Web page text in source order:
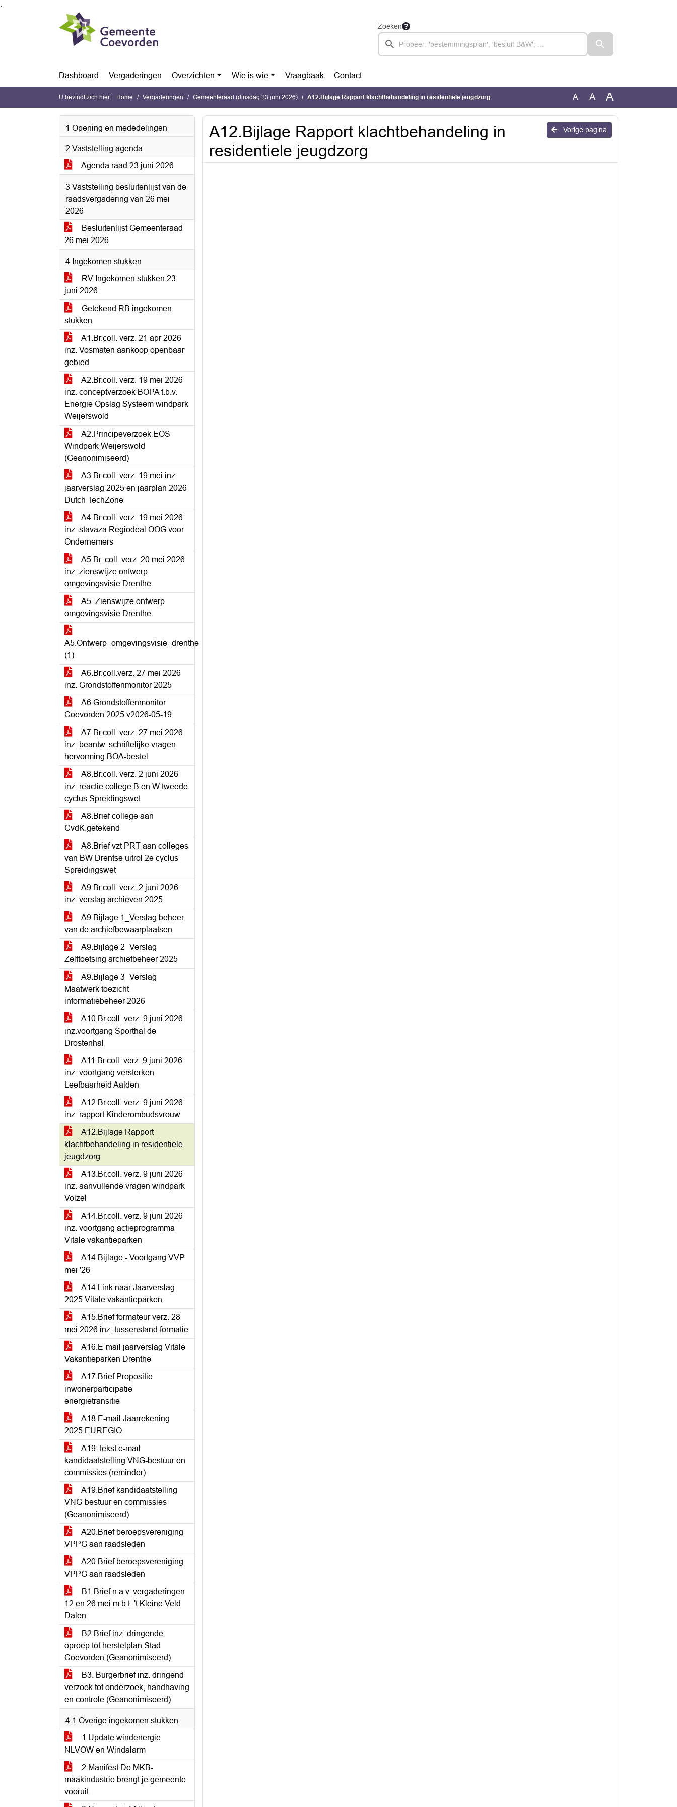
Ga naar de inhoud van deze pagina
Ga naar het zoeken
Ga naar het menu
Zoeken
Dashboard Vergaderingen Overzichten Wie is wie Vraagbaak Contact
U bevindt zich hier: Home Vergaderingen Gemeenteraad (dinsdag 23 juni 2026) A12.Bijlage Rapport klachtbehandeling in residentiele jeugdzorg A A A
1 Opening en mededelingen
2 Vaststelling agenda
Agenda raad 23 juni 2026
3 Vaststelling besluitenlijst van de
raadsvergadering van 26 mei
2026
Besluitenlijst Gemeenteraad
26 mei 2026
4 Ingekomen stukken
RV Ingekomen stukken 23
juni 2026
Getekend RB ingekomen
stukken
A1.Br.coll. verz. 21 apr 2026
inz. Vosmaten aankoop openbaar
gebied
A2.Br.coll. verz. 19 mei 2026
inz. conceptverzoek BOPA t.b.v.
Energie Opslag Systeem windpark
Weijerswold
A2.Principeverzoek EOS
Windpark Weijerswold
(Geanonimiseerd)
A3.Br.coll. verz. 19 mei inz.
jaarverslag 2025 en jaarplan 2026
Dutch TechZone
A4.Br.coll. verz. 19 mei 2026
inz. stavaza Regiodeal OOG voor
Ondernemers
A5.Br. coll. verz. 20 mei 2026
inz. zienswijze ontwerp
omgevingsvisie Drenthe
A5. Zienswijze ontwerp
omgevingsvisie Drenthe
A5.Ontwerp_omgevingsvisie_drenthe
(1)
A6.Br.coll.verz. 27 mei 2026
inz. Grondstoffenmonitor 2025
A6.Grondstoffenmonitor
Coevorden 2025 v2026-05-19
A7.Br.coll. verz. 27 mei 2026
inz. beantw. schriftelijke vragen
hervorming BOA-bestel
A8.Br.coll. verz. 2 juni 2026
inz. reactie college B en W tweede
cyclus Spreidingswet
A8.Brief college aan
CvdK.getekend
A8.Brief vzt PRT aan colleges
van BW Drentse uitrol 2e cyclus
Spreidingswet
A9.Br.coll. verz. 2 juni 2026
inz. verslag archieven 2025
A9.Bijlage 1_Verslag beheer
van de archiefbewaarplaatsen
A9.Bijlage 2_Verslag
Zelftoetsing archiefbeheer 2025
A9.Bijlage 3_Verslag
Maatwerk toezicht
informatiebeheer 2026
A10.Br.coll. verz. 9 juni 2026
inz.voortgang Sporthal de
Drostenhal
A11.Br.coll. verz. 9 juni 2026
inz. voortgang versterken
Leefbaarheid Aalden
A12.Br.coll. verz. 9 juni 2026
inz. rapport Kinderombudsvrouw
A12.Bijlage Rapport
klachtbehandeling in residentiele
jeugdzorg
A13.Br.coll. verz. 9 juni 2026
inz. aanvullende vragen windpark
Volzel
A14.Br.coll. verz. 9 juni 2026
inz. voortgang actieprogramma
Vitale vakantieparken
A14.Bijlage - Voortgang VVP
mei '26
A14.Link naar Jaarverslag
2025 Vitale vakantieparken
A15.Brief formateur verz. 28
mei 2026 inz. tussenstand formatie
A16.E-mail jaarverslag Vitale
Vakantieparken Drenthe
A17.Brief Propositie
inwonerparticipatie
energietransitie
A18.E-mail Jaarrekening
2025 EUREGIO
A19.Tekst e-mail
kandidaatstelling VNG-bestuur en
commissies (reminder)
A19.Brief kandidaatstelling
VNG-bestuur en commissies
(Geanonimiseerd)
A20.Brief beroepsvereniging
VPPG aan raadsleden
A20.Brief beroepsvereniging
VPPG aan raadsleden
B1.Brief n.a.v. vergaderingen
12 en 26 mei m.b.t. 't Kleine Veld
Dalen
B2.Brief inz. dringende
oproep tot herstelplan Stad
Coevorden (Geanonimiseerd)
B3. Burgerbrief inz. dringend
verzoek tot onderzoek, handhaving
en controle (Geanonimiseerd)
4.1 Overige ingekomen stukken
1.Update windenergie
NLVOW en Windalarm
2.Manifest De MKB-
maakindustrie brengt je gemeente
vooruit
Vorige pagina
A12.Bijlage Rapport klachtbehandeling in
residentiele jeugdzorg